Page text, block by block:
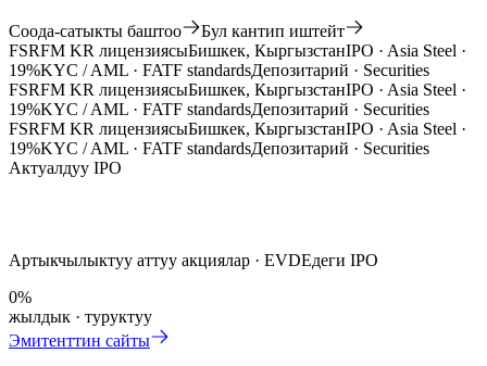
Соода-сатыкты баштоо
Бул кантип иштейт
FSRFM KR лицензиясыБишкек, КыргызстанIPO · Asia Steel ·
19%KYC / AML · FATF standardsДепозитарий · Securities
FSRFM KR лицензиясыБишкек, КыргызстанIPO · Asia Steel ·
19%KYC / AML · FATF standardsДепозитарий · Securities
FSRFM KR лицензиясыБишкек, КыргызстанIPO · Asia Steel ·
19%KYC / AML · FATF standardsДепозитарий · Securities
Актуалдуу IPO
Артыкчылыктуу аттуу акциялар · EVDEдеги IPO
0%
жылдык · туруктуу
Эмитенттин сайты